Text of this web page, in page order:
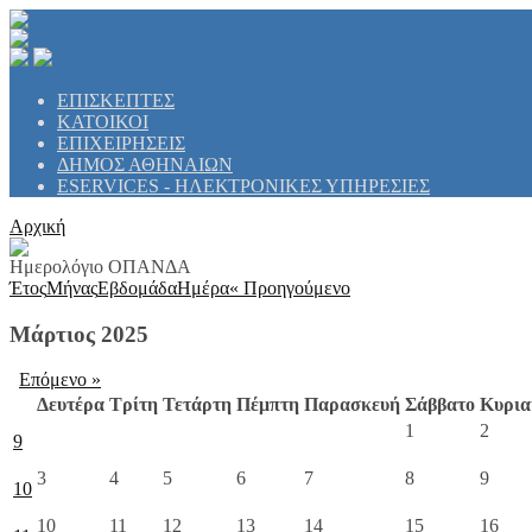
ΕΠΙΣΚΕΠΤΕΣ
ΚΑΤΟΙΚΟΙ
ΕΠΙΧΕΙΡΗΣΕΙΣ
ΔΗΜΟΣ ΑΘΗΝΑΙΩΝ
ESERVICES - ΗΛΕΚΤΡΟΝΙΚΕΣ ΥΠΗΡΕΣΙΕΣ
Αρχική
Ημερολόγιο ΟΠΑΝΔΑ
ΈτοςΜήναςΕβδομάδαΗμέρα« Προηγούμενο
Μάρτιος 2025
Επόμενο »
Δευτέρα Τρίτη Τετάρτη Πέμπτη Παρασκευή Σάββατο
9
1 2
10
3 4 5 6 7 8 9
10 11 12 13 14 15 16